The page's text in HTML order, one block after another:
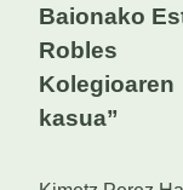
Baionako
Robles
Kolegioaren
kasua”